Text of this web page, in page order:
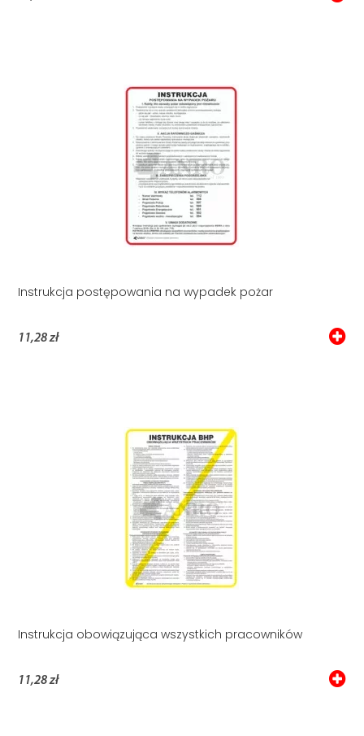
Instrukcja postępowania na wypadek pożar
11,28 zł
Instrukcja obowiązująca wszystkich pracowników
11,28 zł